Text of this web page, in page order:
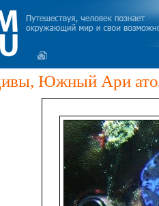
Южный Ари